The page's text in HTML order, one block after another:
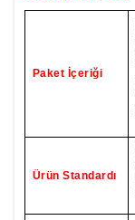
Paket İçeriği
Ürün Standardı